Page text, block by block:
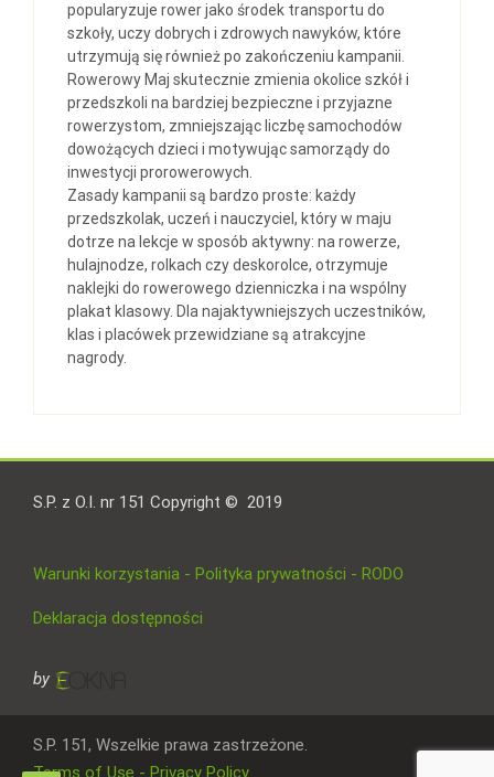
popularyzuje rower jako środek transportu do
szkoły, uczy dobrych i zdrowych nawyków, które
utrzymują się również po zakończeniu kampanii.
Rowerowy Maj skutecznie zmienia okolice szkół i
przedszkoli na bardziej bezpieczne i przyjazne
rowerzystom, zmniejszając liczbę samochodów
dowożących dzieci i motywując samorządy do
inwestycji prorowerowych.
Zasady kampanii są bardzo proste: każdy
przedszkolak, uczeń i nauczyciel, który w maju
dotrze na lekcje w sposób aktywny: na rowerze,
hulajnodze, rolkach czy deskorolce, otrzymuje
naklejki do rowerowego dzienniczka i na wspólny
plakat klasowy. Dla najaktywniejszych uczestników,
klas i placówek przewidziane są atrakcyjne
nagrody.
S.P. z O.I. nr 151 Copyright © 2019
Warunki korzystania - Polityka prywatności - RODO
Deklaracja dostępności
by
S.P. 151, Wszelkie prawa zastrzeżone.
Terms of Use - Privacy Policy